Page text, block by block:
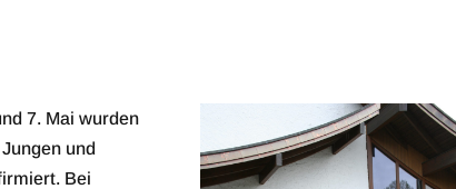
7. Mai wurden
und
Bei